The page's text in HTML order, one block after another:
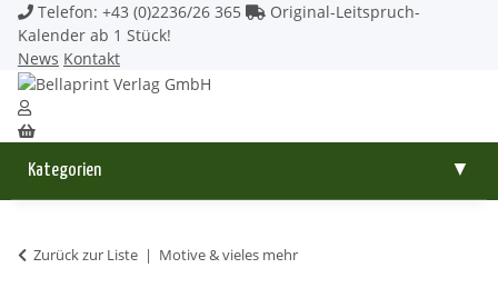
Telefon: +43 (0)2236/26 365
Original-Leitspruch-
Kalender ab 1 Stück!
News Kontakt
Kategorien ▼
Zurück zur Liste Motive & vieles mehr